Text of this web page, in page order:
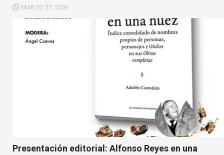
MARZO 27, 2026
Presentación editorial: Alfonso Reyes en una